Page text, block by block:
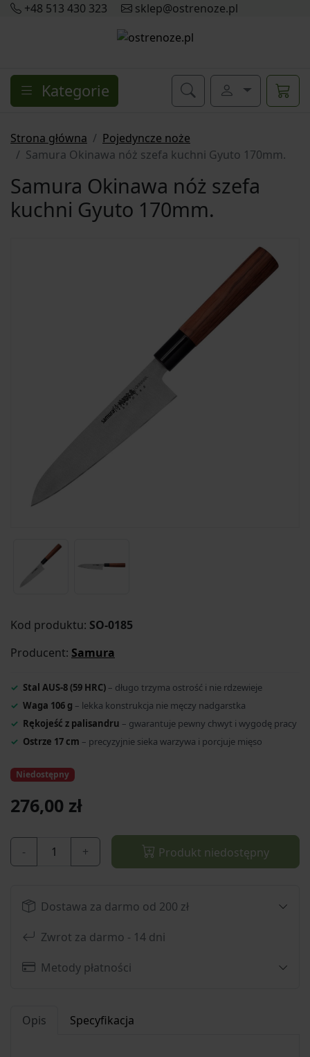
+48 513 430 323 sklep@ostrenoze.pl
Kategorie
Strona główna
Pojedyncze noże
Samura Okinawa nóż szefa kuchni Gyuto 170mm.
Samura Okinawa nóż szefa
kuchni Gyuto 170mm.
Kod produktu: SO-0185
Producent: Samura
Stal AUS-8 (59 HRC) – długo trzyma ostrość i nie rdzewieje
Waga 106 g – lekka konstrukcja nie męczy nadgarstka
Rękojeść z palisandru – gwarantuje pewny chwyt i wygodę pracy
Ostrze 17 cm – precyzyjnie sieka warzywa i porcjuje mięso
Niedostępny
276,00 zł
- + Produkt niedostępny
Dostawa za darmo od 200 zł
Zwrot za darmo - 14 dni
Metody płatności
Opis Specyfikacja